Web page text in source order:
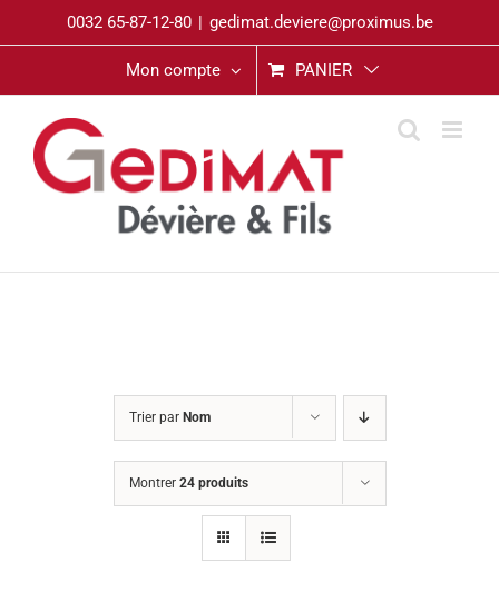
0032 65-87-12-80 | gedimat.deviere@proximus.be
Mon compte PANIER
Trier par Nom
Montrer 24 produits